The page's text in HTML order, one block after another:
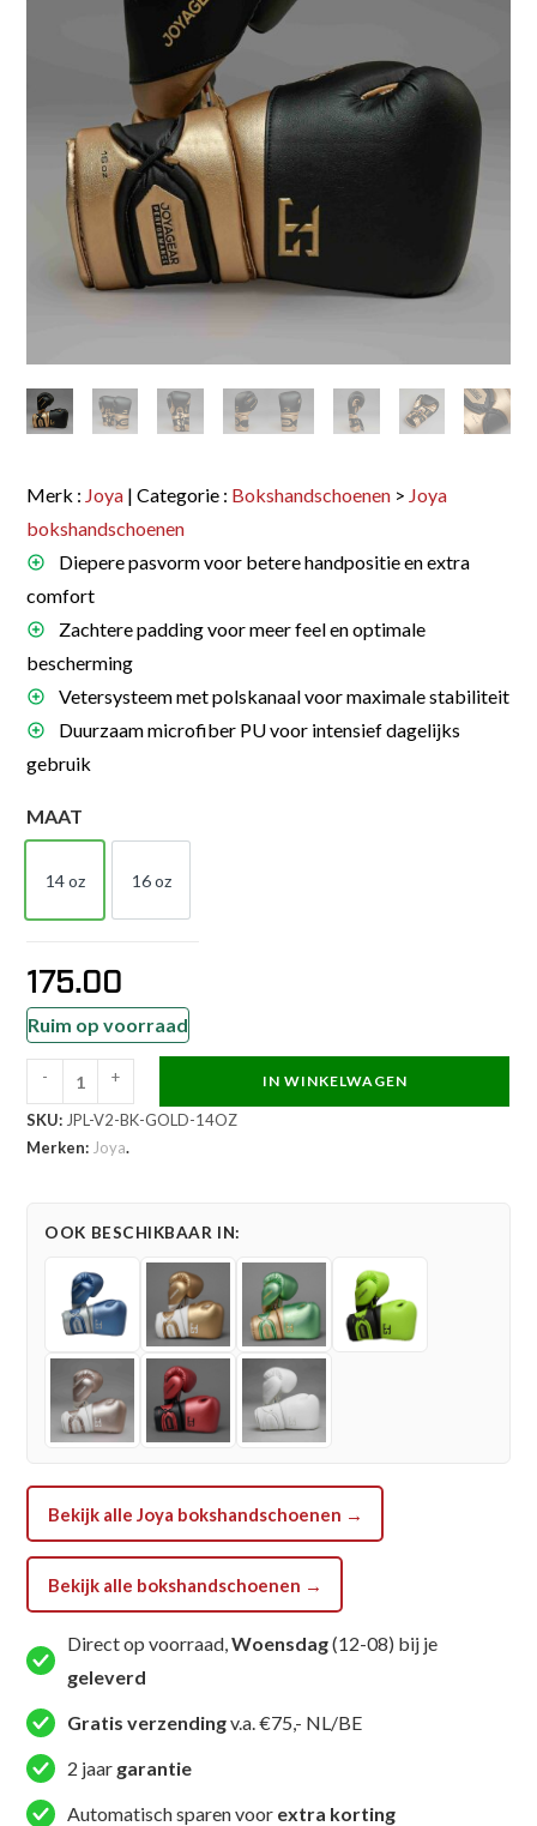
Merk : Joya | Categorie : Bokshandschoenen > Joya
bokshandschoenen
Diepere pasvorm voor betere handpositie en extra
comfort
Zachtere padding voor meer feel en optimale
bescherming
Vetersysteem met polskanaal voor maximale stabiliteit
Duurzaam microfiber PU voor intensief dagelijks
gebruik
MAAT
14 oz
14 OZ
16 oz
16 OZ
175.00
Ruim op voorraad
Performance
V2
Zwart
aantal
- + IN WINKELWAGEN
SKU: JPL-V2-BK-GOLD-14OZ
Merken: Joya.
OOK BESCHIKBAAR IN:
Bekijk alle Joya bokshandschoenen →
Bekijk alle bokshandschoenen →
Direct op voorraad,Woensdag(12-08) bij je
geleverd
Gratis verzendingv.a. €75,- NL/BE
2 jaar garantie
Automatisch sparen voor extra korting